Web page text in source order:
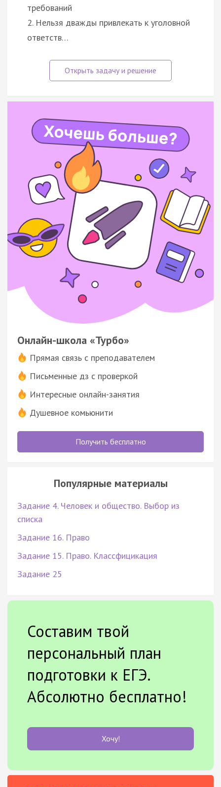
требований
2. Нельзя дважды привлекать к уголовной
ответств…
Онлайн-школа «Турбо»
Прямая связь с преподавателем
Письменные дз с проверкой
Интересные онлайн-занятия
Душевное комьюнити
Получить бесплатно
Популярные материалы
Задание 4. Человек и общество. Выбор из
списка
Задание 16. Право
Задание 15. Право. Классфицикация
Задание 25
Составим твой
персональный план
подготовки к ЕГЭ.
Абсолютно бесплатно!
Хочу!